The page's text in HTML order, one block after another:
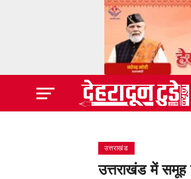
उत्तराखंड
उत्तराखंड में समूह